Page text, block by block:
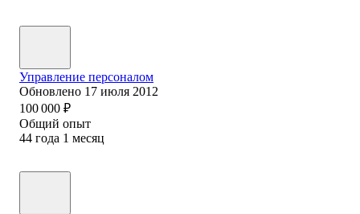
Управление персоналом
Обновлено 17 июля 2012
100 000 ₽
Общий опыт
44 года 1 месяц